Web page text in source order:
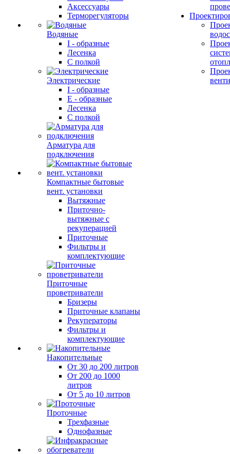
Аксессуары
Терморегуляторы
Водяные
I - образные
Лесенка
С полкой
Электрические
I - образные
E - образные
Лесенка
С полкой
Арматура для
подключения
Компактные бытовые
вент. установки
Вытяжные
Приточно-
вытяжные с
рекуперацией
Приточные
Фильтры и
комплектующие
Приточные
проветриватели
Бризеры
Приточные клапаны
Рекуператоры
Фильтры и
комплектующие
Накопительные
От 30 до 200 литров
От 200 до 1000
литров
От 5 до 10 литров
Проточные
Трехфазные
Однофазные